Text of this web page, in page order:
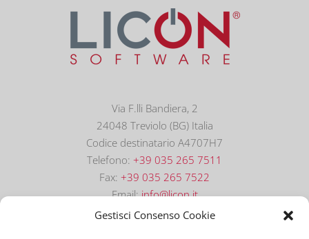
Gestisci Consenso Cookie
Via F.lli Bandiera, 2
24048 Treviolo (BG) Italia
Codice destinatario A4707H7
Telefono: +39 035 265 7511
Fax: +39 035 265 7522
Email:info@licon.it